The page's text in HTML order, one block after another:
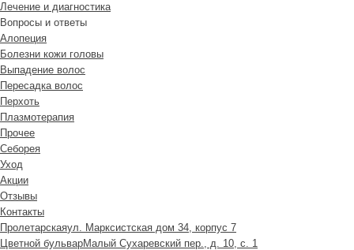
Лечение и диагностика
Вопросы и ответы
Алопеция
Болезни кожи головы
Выпадение волос
Пересадка волос
Перхоть
Плазмотерапия
Прочее
Себорея
Уход
Акции
Отзывы
Контакты
Пролетарскаяул. Марксистская дом 34, корпус 7
Цветной бульварМалый Сухаревский пер., д. 10, с. 1